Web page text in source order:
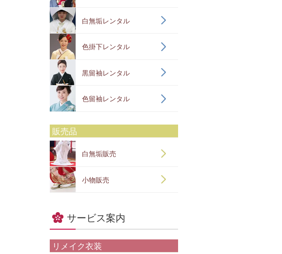
白無垢レンタル
色掛下レンタル
黒留袖レンタル
色留袖レンタル
販売品
白無垢販売
小物販売
サービス案内
リメイク衣装